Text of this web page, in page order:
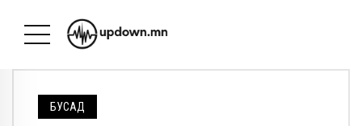
БУСАД